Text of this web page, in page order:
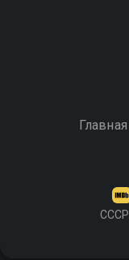
Главная
СССР